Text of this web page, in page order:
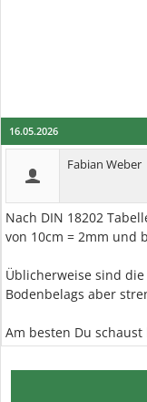
16.05.2026
Fabian Weber
Nach DIN 18202
von 10cm = 2mm und
Üblicherweise sind
Bodenbelags aber
Am besten Du